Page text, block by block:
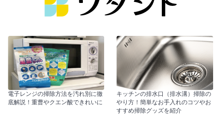
電子レンジの掃除方法を汚れ別に徹
底解説！重曹やクエン酸できれいに
キッチンの排水口（排水溝）掃除の
やり方！簡単なお手入れのコツやお
すすめ掃除グッズを紹介